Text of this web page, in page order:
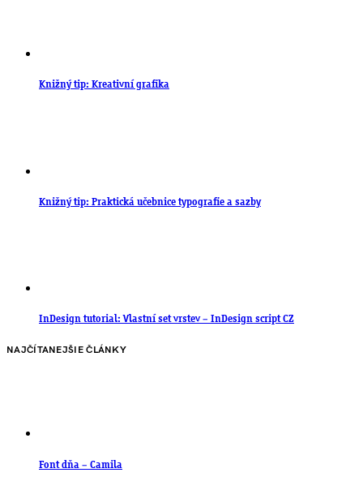
Knižný tip: Kreativní grafika
Knižný tip: Praktická učebnice typografie a sazby
InDesign tutorial: Vlastní set vrstev – InDesign script CZ
NAJČÍTANEJŠIE ČLÁNKY
Font dňa – Camila